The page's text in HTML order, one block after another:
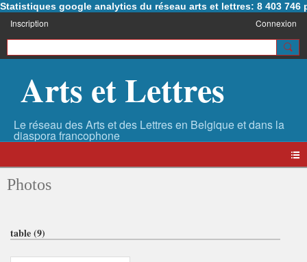
Statistiques google analytics du réseau arts et lettres: 8 403 746
Inscription Connexion
Arts et Lettres
Photos
table (9)